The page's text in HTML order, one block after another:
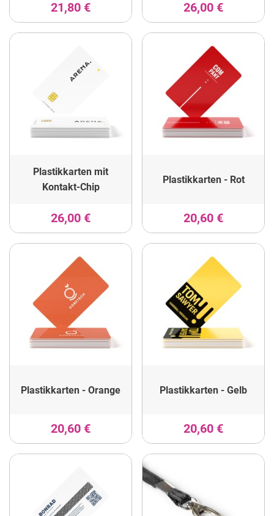
21,80 € 26,00 €
Plastikkarten mit
Kontakt-Chip
26,00 €
Plastikkarten - Rot
20,60 €
Plastikkarten - Orange
20,60 €
Plastikkarten - Gelb
20,60 €